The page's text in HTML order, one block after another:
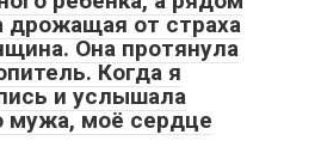
дрожащая от страха
Она протянула
Когда я
и услышала
мужа, моё сердце